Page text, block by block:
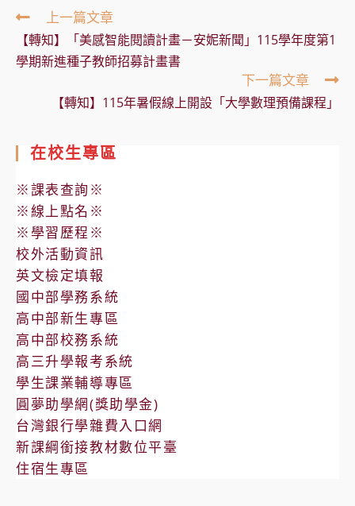
Read
more
articles
上一篇文章
【轉知】「美感智能閱讀計畫－安妮新聞」115學年度第1
學期新進種子教師招募計畫書
下一篇文章
【轉知】115年暑假線上開設「大學數理預備課程」
在校生專區
※課表查詢※
※線上點名※
※學習歷程※
校外活動資訊
英文檢定填報
國中部學務系統
高中部新生專區
高中部校務系統
高三升學報考系統
學生課業輔導專區
圓夢助學網(獎助學金)
台灣銀行學雜費入口網
新課綱銜接教材數位平臺
住宿生專區